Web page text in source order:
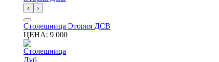
‹ ›
Столешница Этория ДСВ
ЦЕНА: 9 000